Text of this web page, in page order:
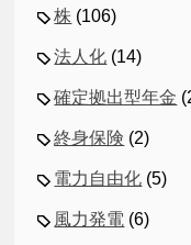
株 (106)
法人化 (14)
確定拠出型年金
終身保険 (2)
電力自由化 (5)
風力発電 (6)